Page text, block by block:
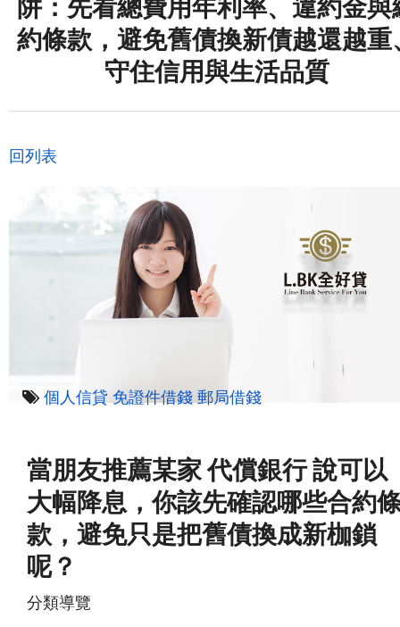
阱：先看總費用年利率、違約金與
約條款，避免舊債換新債越還越重
守住信用與生活品質
回列表
個人信貸 免證件借錢 郵局借錢
當朋友推薦某家 代償銀行 說可以
大幅降息，你該先確認哪些合約
款，避免只是把舊債換成新枷鎖
呢？
分類導覽